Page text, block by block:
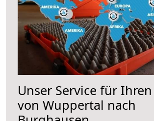
Unser Service für
von Wuppertal nach